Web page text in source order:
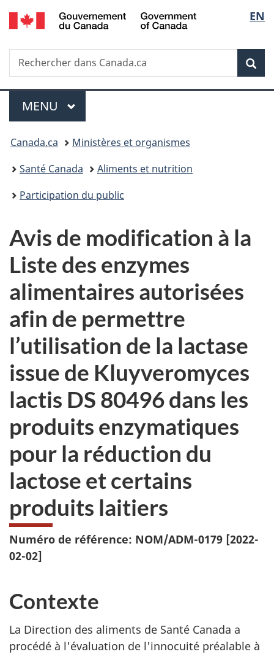
Passer
au
principal
Passer
à
Au
du
Passer
à
version
simplifiée
de
la
EN
Recherche
Rechercher
dans
Menu
MENU PRINCIPAL
Vous
êtes
ici :
Canada.ca
Ministères et organismes
Santé Canada
Aliments et nutrition
Participation du public
Avis de modification à la
Liste des enzymes
alimentaires autorisées
afin de permettre
l’utilisation de la lactase
issue de Kluyveromyces
lactis DS 80496 dans les
produits enzymatiques
pour la réduction du
lactose et certains
produits laitiers
Numéro de référence: NOM/ADM-0179 [2022-
02-02]
Contexte
La Direction des aliments de Santé Canada a
procédé à l'évaluation de l'innocuité préalable à